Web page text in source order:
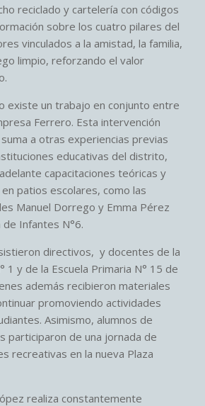
reciclado y cartelería con códigos
sobre los cuatro pilares del
vinculados a la amistad, la familia,
limpio, reforzando el valor
existe un trabajo en conjunto entre
Ferrero. Esta intervención
a otras experiencias previas
educativas del distrito,
capacitaciones teóricas y
patios escolares, como las
Manuel Dorrego y Emma Pérez
de Infantes N°6.
directivos, y docentes de la
1 y de la Escuela Primaria N° 15 de
además recibieron materiales
promoviendo actividades
Asimismo, alumnos de
participaron de una jornada de
recreativas en la nueva Plaza
realiza constantemente